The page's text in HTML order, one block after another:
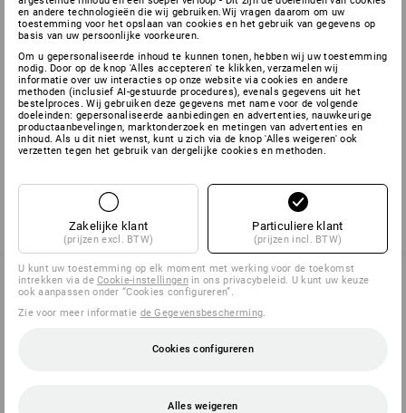
uitvoeringen
(incl. BTW) v.a. 20 pakken
uitvoeringen
Basisprijs:€ 5,42 /kg
(incl. BTW) v.a. 3 pakken
U hebt al 4 van 4 items bekeken.
SERVICE 070 26 26 260
en andere technologieën die wij gebruiken.Wij vragen daarom om uw
toestemming voor het opslaan van cookies en het gebruik van gegevens op
basis van uw persoonlijke voorkeuren.
Om u gepersonaliseerde inhoud te kunnen tonen, hebben wij uw toestemming
nodig. Door op de knop 'Alles accepteren' te klikken, verzamelen wij
informatie over uw interacties op onze website via cookies en andere
methoden (inclusief AI-gestuurde procedures), evenals gegevens uit het
bestelproces. Wij gebruiken deze gegevens met name voor de volgende
doeleinden: gepersonaliseerde aanbiedingen en advertenties, nauwkeurige
productaanbevelingen, marktonderzoek en metingen van advertenties en
inhoud. Als u dit niet wenst, kunt u zich via de knop 'Alles weigeren' ook
verzetten tegen het gebruik van dergelijke cookies en methoden.
Zakelijke klant
(prijzen excl. BTW)
Particuliere klant
(prijzen incl. BTW)
U kunt uw toestemming op elk moment met werking voor de toekomst
intrekken via deCookie-instellingenin ons privacybeleid. U kunt uw keuze
ook aanpassen onder “Cookies configureren”.
Zie voor meer informatie de Gegevensbescherming
Cookies configureren
Alles weigeren